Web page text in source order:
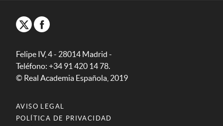
Felipe IV, 4 - 28014 Madrid -
Teléfono: +34 91 420 14 78.
© Real Academia Española, 2019
AVISO LEGAL
POLÍTICA DE PRIVACIDAD